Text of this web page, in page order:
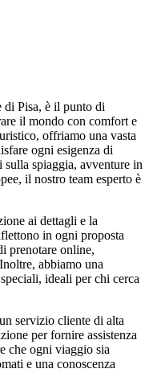
di Pisa, è il punto di
il mondo con comfort e
offriamo una vasta
ogni esigenza di
spiaggia, avventure in
il nostro team esperto è
ai dettagli e la
in ogni proposta
prenotare online,
abbiamo una
ideali per chi cerca
servizio cliente di alta
per fornire assistenza
che ogni viaggio sia
e una conoscenza